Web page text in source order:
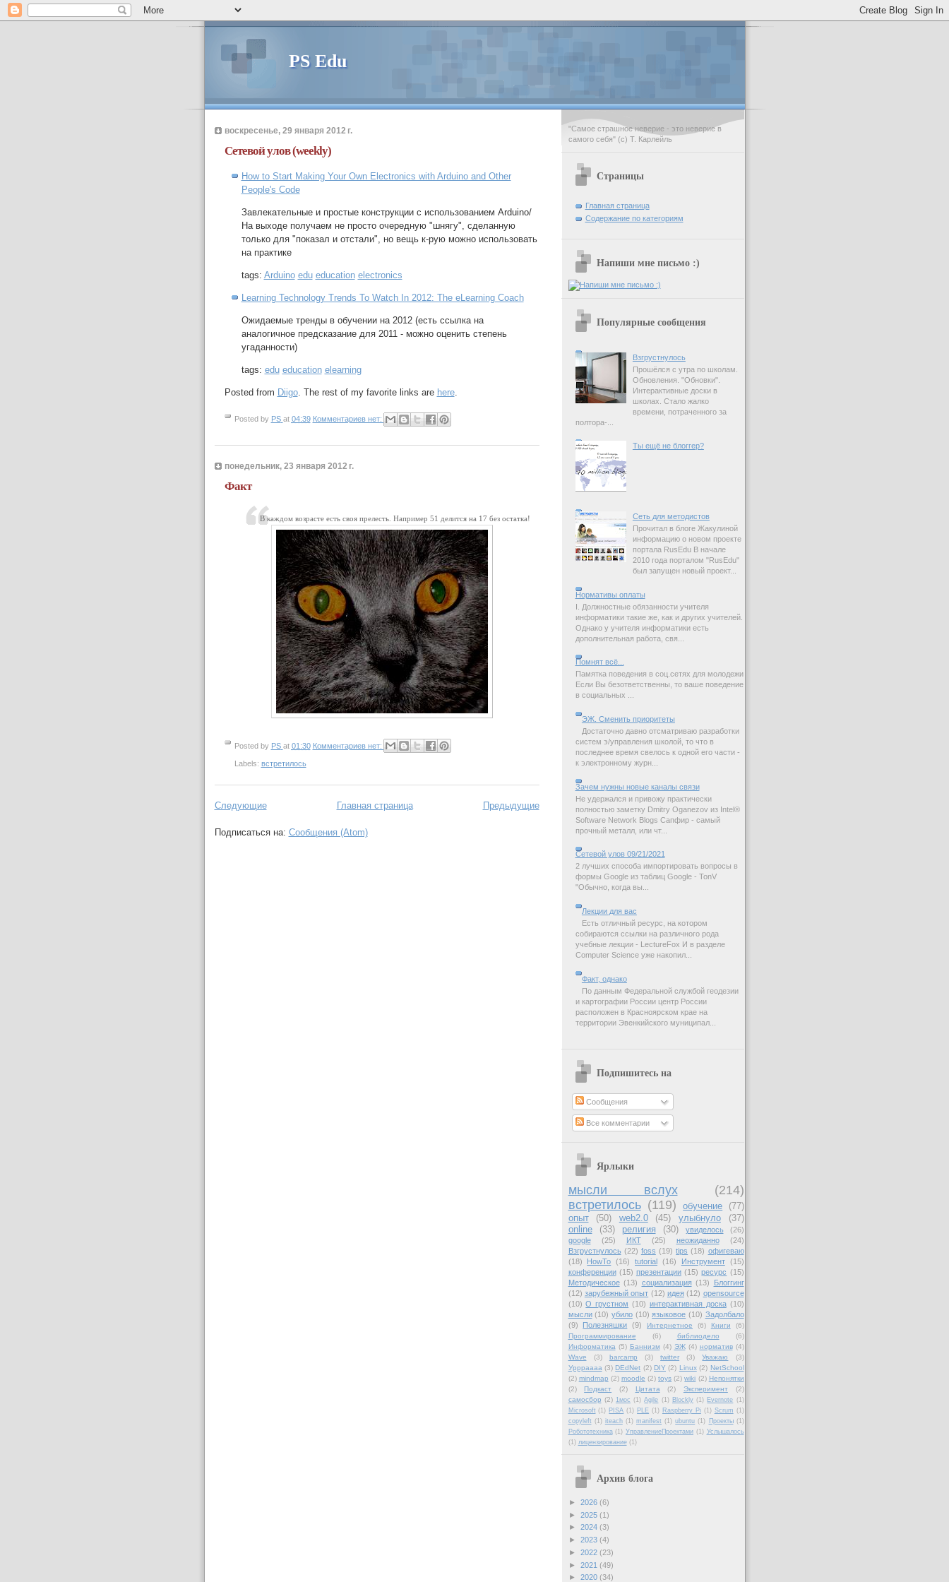
PS Edu
воскресенье, 29 января 2012 г.
Сетевой улов (weekly)
How to Start Making Your Own Electronics with Arduino and Other
People's Code
Завлекательные и простые конструкции с использованием Arduino/
На выходе получаем не просто очередную "шнягу", сделанную
только для "показал и отстали", но вещь к-рую можно использовать
на практике
tags: Arduino edu education electronics
Learning Technology Trends To Watch In 2012: The eLearning Coach
Ожидаемые тренды в обучении на 2012 (есть ссылка на
аналогичное предсказание для 2011 - можно оценить степень
угаданности)
tags: edu education elearning
Posted from Diigo. The rest of my favorite links are here.
Posted by PS at 04:39 Комментариев нет:
понедельник, 23 января 2012 г.
Факт
В каждом возрасте есть своя прелесть. Например 51 делится на 17 без остатка!
Posted by PS at 01:30 Комментариев нет:
Labels: встретилось
Следующие Предыдущие
Главная страница
Подписаться на: Сообщения (Atom)
"Самое страшное неверие - это неверие в
самого себя" (с) Т. Карлейль
Страницы
Главная страница
Содержание по категориям
Напиши мне письмо :)
Популярные сообщения
Взгрустнулось
Прошёлся с утра по школам.
Обновления. "Обновки".
Интерактивные доски в
школах. Стало жалко
времени, потраченного за
полтора-...
Ты ещё не блоггер?
Сеть для методистов
Прочитал в блоге Жакулиной
информацию о новом проекте
портала RusEdu В начале
2010 года порталом "RusEdu"
был запущен новый проект...
Нормативы оплаты
I. Должностные обязанности учителя
информатики такие же, как и других учителей.
Однако у учителя информатики есть
дополнительная работа, свя...
Помнят всё...
Памятка поведения в соц.сетях для молодежи
Если Вы безответственны, то ваше поведение
в социальных ...
ЭЖ. Сменить приоритеты
Достаточно давно отсматриваю разработки
систем э/управления школой, то что в
последнее время свелось к одной его части -
к электронному журн...
Зачем нужны новые каналы связи
Не удержался и привожу практически
полностью заметку Dmitry Oganezov из Intel®
Software Network Blogs Сапфир - самый
прочный металл, или чт...
Сетевой улов 09/21/2021
2 лучших способа импортировать вопросы в
формы Google из таблиц Google - TonV
"Обычно, когда вы...
Лекции для вас
Есть отличный ресурс, на котором
собираются ссылки на различного рода
учебные лекции - LectureFox И в разделе
Computer Science уже накопил...
Факт, однако
По данным Федеральной службой геодезии
и картографии России центр России
расположен в Красноярском крае на
территории Эвенкийского муниципал...
Подпишитесь на
Сообщения
Все комментарии
Ярлыки
мысли вслух
(214)
встретилось (119) обучение
(77)
опыт
(50) web2.0 (45) улыбнуло
(37)
online
(33) религия (30) увиделось
(26)
google
(25) ИКТ (25) неожиданно
(24)
Взгрустнулось (22) foss (19) tips (18) офигеваю
(18)
HowTo (16) tutorial (16) Инструмент
(15)
конференции (15) презентации (15) ресурс (15)
Методическое (13) социализация (13)
Блоггинг
(12) зарубежный опыт (12) идея (12) opensource
(10) О грустном (10) интерактивная доска (10)
мысли (10) убило (10) языковое (10) Задолбало
(9)
Полезняшки (9) Интернетное (6) Книги
(6)
Программирование
(6) библиодело
(6)
Информатика (5) Баннизм (4) ЭЖ (4) норматив (4)
Wave
(3) barcamp (3) twitter (3) Уважаю
(3)
Уррраааа (3) DEdNet (2) DIY (2) Linux (2) NetSchool
(2) mindmap (2) moodle (2) toys (2) wiki (2) Непонятки
(2)
Подкаст (2) Цитата (2) Эксперимент
(2)
самосбор (2) 1мос (1) Agile (1) Blockly (1) Evernote (1)
Microsoft (1) PISA (1) PLE (1) Raspberry Pi (1) Scrum (1)
copyleft (1) iteach (1) manifest (1) ubuntu (1) Проекты (1)
Робототехника (1) УправлениеПроектами (1) Услышалось
(1) лицензирование (1)
Архив блога
► 2026 (6)
► 2025 (1)
► 2024 (3)
► 2023 (4)
► 2022 (23)
► 2021 (49)
► 2020 (34)